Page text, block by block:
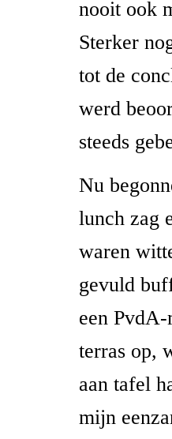
nooit ook
Sterker
tot de
werd
steeds
Nu
lunch zag
waren
gevuld
een
terras op,
aan tafel
mijn